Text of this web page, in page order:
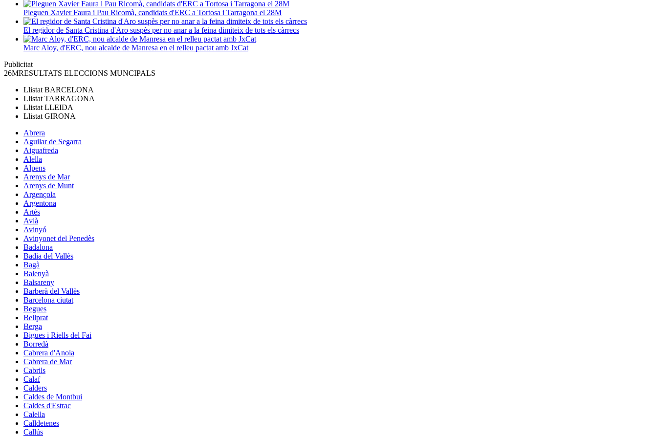
Pleguen Xavier Faura i Pau Ricomà, candidats d'ERC a Tortosa i Tarragona el 28M
El regidor de Santa Cristina d'Aro suspès per no anar a la feina dimiteix de tots els càrrecs
Marc Aloy, d'ERC, nou alcalde de Manresa en el relleu pactat amb JxCat
Publicitat
26MRESULTATS ELECCIONS MUNCIPALS
Llistat BARCELONA
Llistat TARRAGONA
Llistat LLEIDA
Llistat GIRONA
Abrera
Aguilar de Segarra
Aiguafreda
Alella
Alpens
Arenys de Mar
Arenys de Munt
Argençola
Argentona
Artés
Avià
Avinyó
Avinyonet del Penedès
Badalona
Badia del Vallès
Bagà
Balenyà
Balsareny
Barberà del Vallès
Barcelona ciutat
Begues
Bellprat
Berga
Bigues i Riells del Fai
Borredà
Cabrera d'Anoia
Cabrera de Mar
Cabrils
Calaf
Calders
Caldes de Montbui
Caldes d'Estrac
Calella
Calldetenes
Callús